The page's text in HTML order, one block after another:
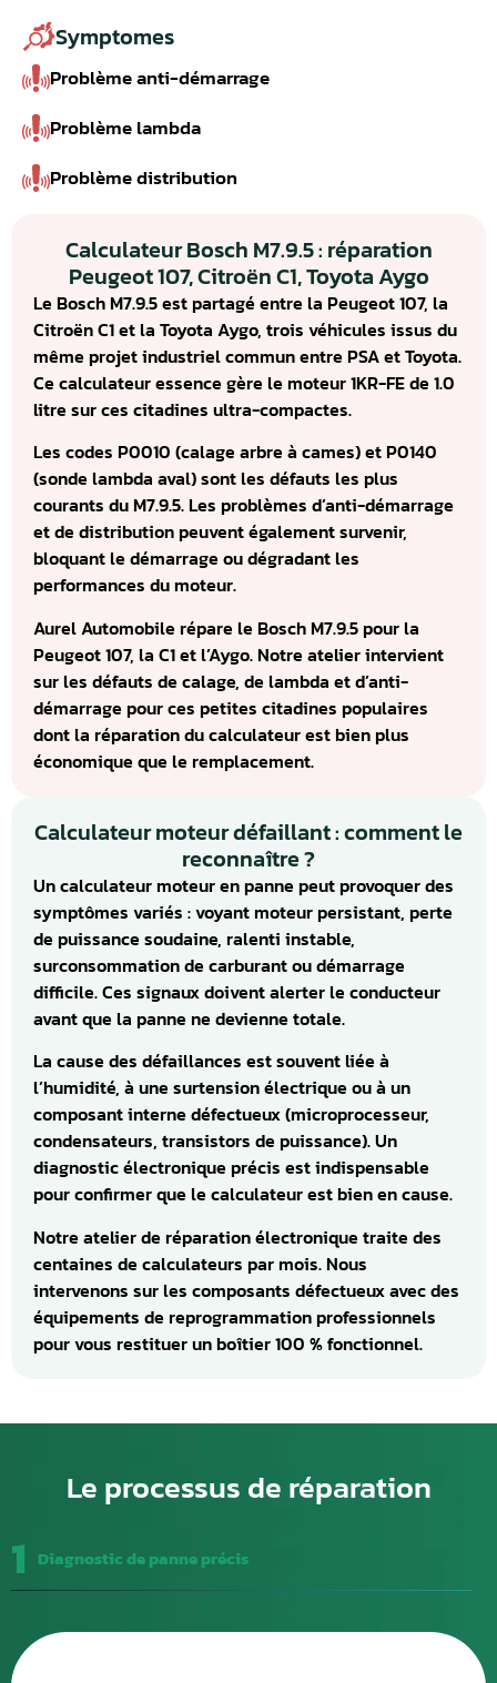
Symptomes
Problème anti-démarrage
Problème lambda
Problème distribution
Calculateur Bosch M7.9.5 : réparation
Peugeot 107, Citroën C1, Toyota Aygo
Le Bosch M7.9.5 est partagé entre la Peugeot 107, la
Citroën C1 et la Toyota Aygo, trois véhicules issus du
même projet industriel commun entre PSA et Toyota.
Ce calculateur essence gère le moteur 1KR-FE de 1.0
litre sur ces citadines ultra-compactes.
Les codes P0010 (calage arbre à cames) et P0140
(sonde lambda aval) sont les défauts les plus
courants du M7.9.5. Les problèmes d’anti-démarrage
et de distribution peuvent également survenir,
bloquant le démarrage ou dégradant les
performances du moteur.
Aurel Automobile répare le Bosch M7.9.5 pour la
Peugeot 107, la C1 et l’Aygo. Notre atelier intervient
sur les défauts de calage, de lambda et d’anti-
démarrage pour ces petites citadines populaires
dont la réparation du calculateur est bien plus
économique que le remplacement.
Calculateur moteur défaillant : comment le
reconnaître ?
Un calculateur moteur en panne peut provoquer des
symptômes variés : voyant moteur persistant, perte
de puissance soudaine, ralenti instable,
surconsommation de carburant ou démarrage
difficile. Ces signaux doivent alerter le conducteur
avant que la panne ne devienne totale.
La cause des défaillances est souvent liée à
l’humidité, à une surtension électrique ou à un
composant interne défectueux (microprocesseur,
condensateurs, transistors de puissance). Un
diagnostic électronique précis est indispensable
pour confirmer que le calculateur est bien en cause.
Notre atelier de réparation électronique traite des
centaines de calculateurs par mois. Nous
intervenons sur les composants défectueux avec des
équipements de reprogrammation professionnels
pour vous restituer un boîtier 100 % fonctionnel.
Le processus de réparation
1 Diagnostic de panne précis